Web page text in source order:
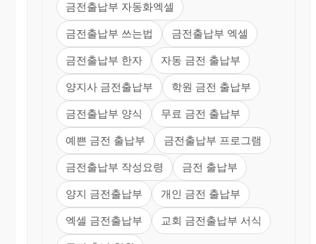
금전출납부 자동화엑셀
금전출납부 쓰는법 금전출납부 엑셀
금전출납부 한자 자동 금전 출납부
양지사 금전출납부 학원 금전 출납부
금전출납부 양식 무료 금전 출납부
예쁜 금전 출납부 금전출납부 프로그램
금전출납부 작성요령 금전 출납부
양지 금전출납부 개인 금전 출납부
엑셀 금전출납부 교회 금전출납부 서식